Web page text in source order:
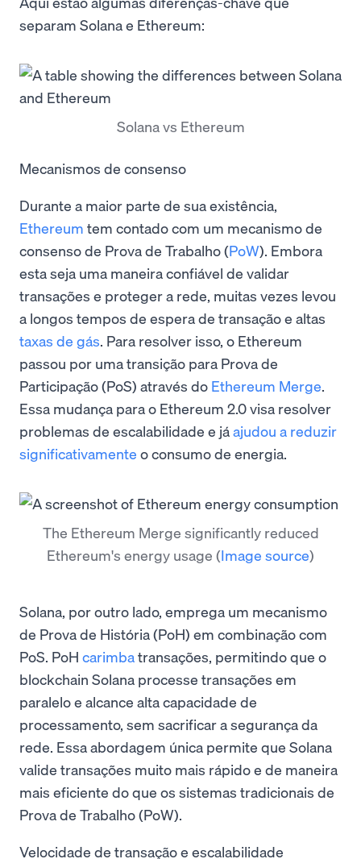
separam Solana e Ethereum:
Solana vs Ethereum
Mecanismos de consenso
Durante a maior parte de sua existência,
Ethereum tem contado com um mecanismo de
consenso de Prova de Trabalho (PoW). Embora
esta seja uma maneira confiável de validar
transações e proteger a rede, muitas vezes levou
a longos tempos de espera de transação e altas
taxas de gás. Para resolver isso, o Ethereum
passou por uma transição para Prova de
Participação (PoS) através do Ethereum Merge.
Essa mudança para o Ethereum 2.0 visa resolver
problemas de escalabilidade e jáajudou a reduzir
significativamente o consumo de energia.
The Ethereum Merge significantly reduced
Ethereum's energy usage (Image source)
Solana, por outro lado, emprega um mecanismo
de Prova de História (PoH) em combinação com
PoS. PoH carimbatransações, permitindo que o
blockchain Solana processe transações em
paralelo e alcance alta capacidade de
processamento, sem sacrificar a segurança da
rede. Essa abordagem única permite que Solana
valide transações muito mais rápido e de maneira
mais eficiente do que os sistemas tradicionais de
Prova de Trabalho (PoW).
Velocidade de transação e escalabilidade